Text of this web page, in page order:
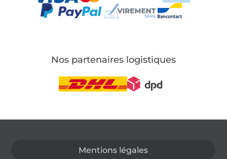
Nos partenaires logistiques
Mentions légales